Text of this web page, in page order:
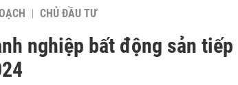
CHỦ ĐẦU TƯ
nghiệp bất động sản tiếp